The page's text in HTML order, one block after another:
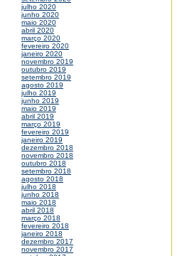
julho 2020
junho 2020
maio 2020
abril 2020
março 2020
fevereiro 2020
janeiro 2020
novembro 2019
outubro 2019
setembro 2019
agosto 2019
julho 2019
junho 2019
maio 2019
abril 2019
março 2019
fevereiro 2019
janeiro 2019
dezembro 2018
novembro 2018
outubro 2018
setembro 2018
agosto 2018
julho 2018
junho 2018
maio 2018
abril 2018
março 2018
fevereiro 2018
janeiro 2018
dezembro 2017
novembro 2017